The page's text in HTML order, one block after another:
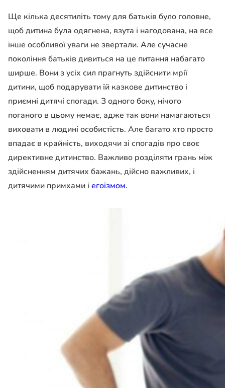
Ще кілька десятиліть тому для батьків було головне,
щоб дитина була одягнена, взута і нагодована, на все
інше особливої ​​уваги не звертали. Але сучасне
покоління батьків дивиться на це питання набагато
ширше. Вони з усіх сил прагнуть здійснити мрії
дитини, щоб подарувати їй казкове дитинство і
приємні дитячі спогади. З одного боку, нічого
поганого в цьому немає, адже так вони намагаються
виховати в людині особистість. Але багато хто просто
впадає в крайність, виходячи зі спогадів про своє
директивне дитинство. Важливо розділяти грань між
здійсненням дитячих бажань, дійсно важливих, і
дитячими примхами і егоїзмом.